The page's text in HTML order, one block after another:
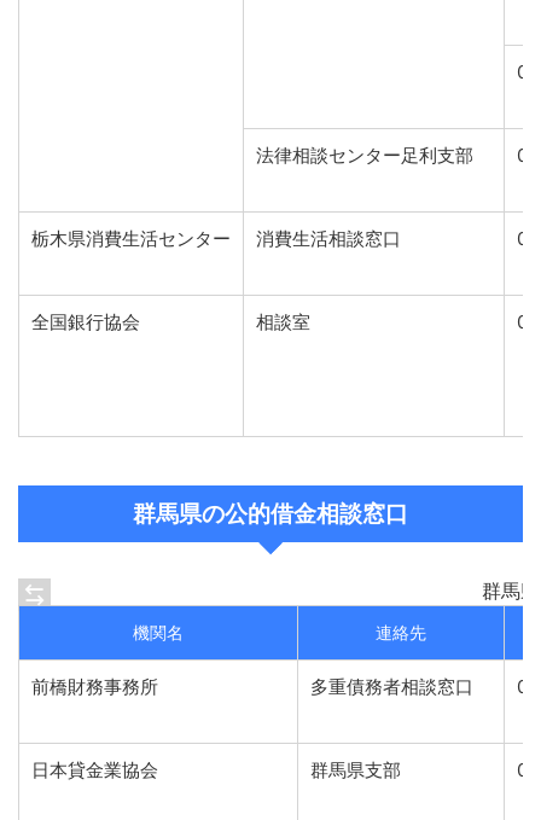
法律相談センター足利支部
栃木県消費生活センター 消費生活相談窓口
全国銀行協会 相談室
群馬県の公的借金相談窓口
群馬
機関名 連絡先
前橋財務事務所 多重債務者相談窓口
日本貸金業協会 群馬県支部